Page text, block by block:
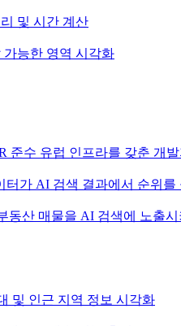
및 시간 계산
가능한 영역 시각화
준수 유럽 인프라를 갖춘 개
터가 AI 검색 결과에서 순위를
동산 매물을 AI 검색에 노출
및 인근 지역 정보 시각화